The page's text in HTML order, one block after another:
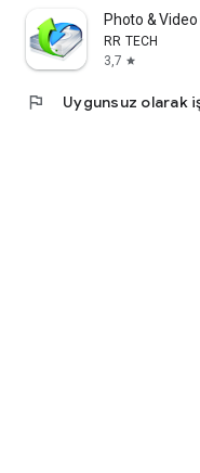
Photo &
RR TECH
3,7 star
flag Uygunsuz olarak